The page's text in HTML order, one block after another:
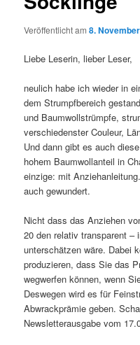
Veröffentlicht am8.
Liebe Leserin, lieber Leser,
neulich habe ich wieder in
dem Strumpfbereich
und Baumwollstrümpfe,
verschiedenster Couleur,
Und dann gibt es auch
hohem Baumwollanteil in
einzige: mit
auch gewundert.
Nicht dass das Anziehen
20 den relativ transparent –
unterschätzen wäre. Dabei
produzieren, dass Sie das
wegwerfen können, wenn
Deswegen wird es für
Abwrackprämie geben.
Newsletterausgabe vom